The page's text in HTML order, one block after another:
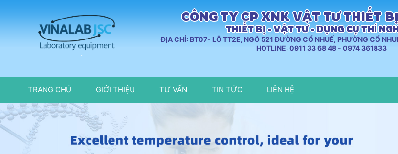
CÔNG TY CP XNK VẬT TƯ THIẾT
THIẾT BỊ - VẬT TƯ - DỤNG CỤ THÍ
ĐỊA CHỈ: BT07- LÔ TT2E, NGÕ 521 ĐƯỜNG CỔ NHUẾ, PHƯỜNG CỔ
HOTLINE: 0911 33 68 48 - 0974 361833
TRANG CHỦ GIỚI THIỆU TƯ VẤN TIN TỨC LIÊN HỆ